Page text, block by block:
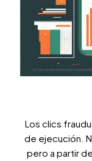
Los clics
de ejecución.
pero a partir